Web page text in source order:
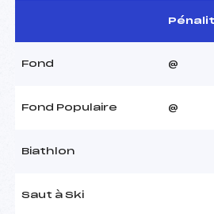
Fond @
Fond Populaire @
Biathlon
Saut à Ski